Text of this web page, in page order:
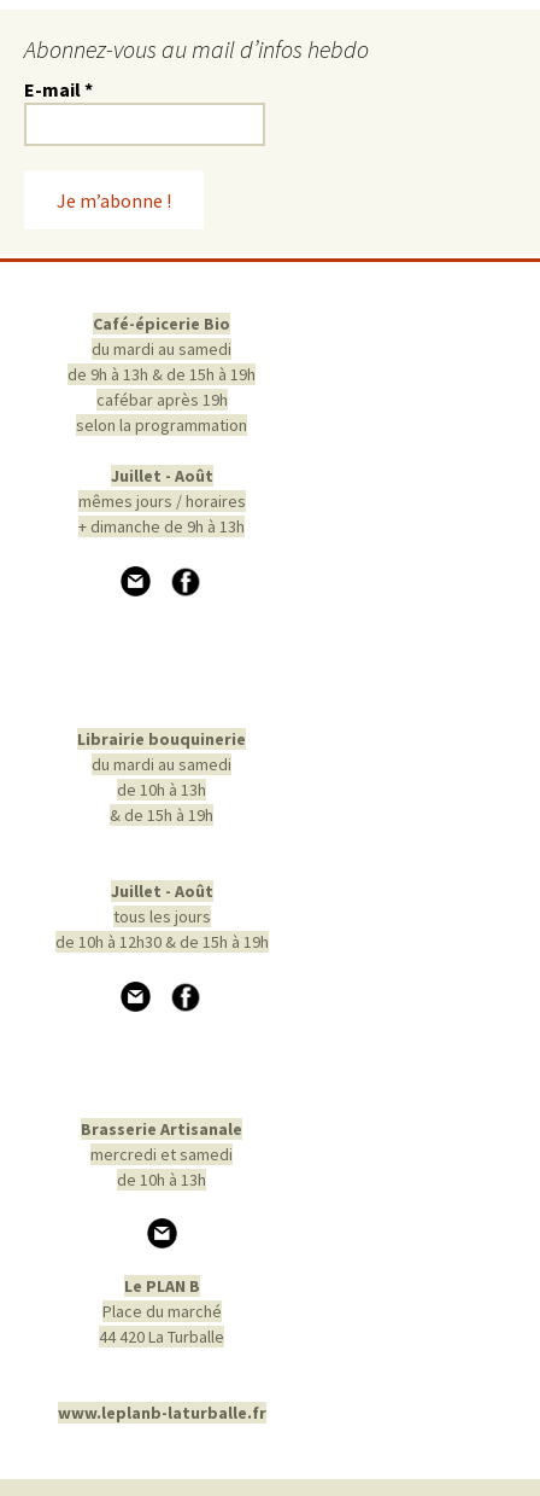
Abonnez-vous au mail d’infos hebdo
E-mail*
Café-épicerie Bio
du mardi au samedi
de 9h à 13h & de 15h à 19h
cafébar après 19h
selon la programmation
Juillet - Août
mêmes jours / horaires
+ dimanche de 9h à 13h
Librairie bouquinerie
du mardi au samedi
de 10h à 13h
& de 15h à 19h
Juillet - Août
tous les jours
de 10h à 12h30 & de 15h à 19h
Brasserie Artisanale
mercredi et samedi
de 10h à 13h
Le PLAN B
Place du marché
44 420 La Turballe
www.leplanb-laturballe.fr